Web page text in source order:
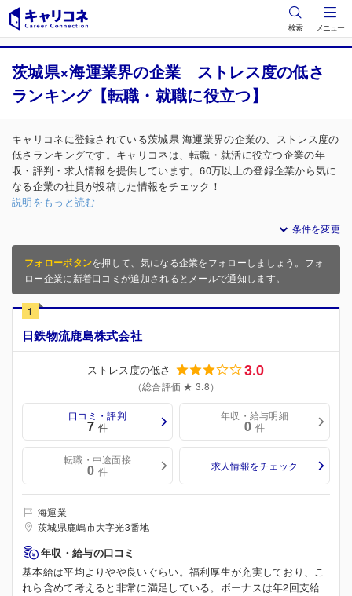
検索 メニュー
茨城県×海運業界の企業 ストレス度の低さ
ランキング【転職・就職に役立つ】
キャリコネに登録されている茨城県 海運業界の企業の、ストレス度の
低さランキングです。キャリコネは、転職・就活に役立つ企業の年
収・評判・求人情報を提供しています。60万以上の登録企業から気に
なる企業の社員が投稿した情報をチェック！
説明をもっと読む
条件を変更
フォローボタンを押して、気になる企業をフォローしましょう。フォ
ロー企業に新着口コミが追加されるとメールで通知します。
1
日鉄物流鹿島株式会社
ストレス度の低さ 3.0
（総合評価 ★ 3.8）
口コミ・評判
7 件
年収・給与明細
0 件
転職・中途面接
0 件 求人情報をチェック
海運業
茨城県鹿嶋市大字光3番地
年収・給与の口コミ
基本給は平均よりやや良いぐらい。福利厚生が充実しており、こ
れら含めて考えると非常に満足している。ボーナスは年2回支給